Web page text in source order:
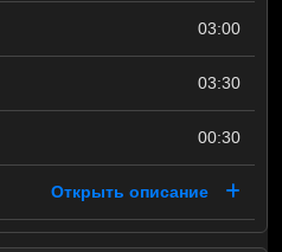
03:00
03:30
00:30
Открыть описание